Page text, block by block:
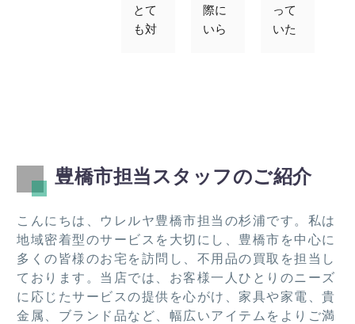
とて
も対
ばお
した
いで
す！
際に
いら
テレ
棚類
を引
き取
って
いた
だき
って
いた
さり
た。
この
度は
あり
がと
うご
豊橋市担当スタッフのご紹介
こんにちは、ウレルヤ豊橋市担当の杉浦です。私は
地域密着型のサービスを大切にし、豊橋市を中心に
多くの皆様のお宅を訪問し、不用品の買取を担当し
ております。当店では、お客様一人ひとりのニーズ
に応じたサービスの提供を心がけ、家具や家電、貴
金属、ブランド品など、幅広いアイテムをよりご満